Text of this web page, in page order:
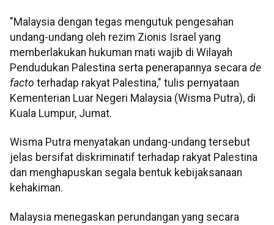
"Malaysia dengan tegas mengutuk pengesahan
undang-undang oleh rezim Zionis Israel yang
memberlakukan hukuman mati wajib di Wilayah
Pendudukan Palestina serta penerapannya secara de
facto terhadap rakyat Palestina," tulis pernyataan
Kementerian Luar Negeri Malaysia (Wisma Putra), di
Kuala Lumpur, Jumat.
Wisma Putra menyatakan undang-undang tersebut
jelas bersifat diskriminatif terhadap rakyat Palestina
dan menghapuskan segala bentuk kebijaksanaan
kehakiman.
Malaysia menegaskan perundangan yang secara